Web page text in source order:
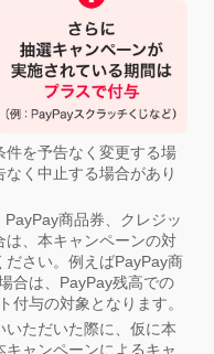
件を予告なく変更する場
く中止する場合があり
商品券、クレジッ
は、本キャンペーンの対
さい。例えばPayPay商
合は、PayPay残高での
付与の対象となります。
ただいた際に、仮に本
ャンペーンによるキャ